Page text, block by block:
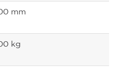
mm
kg